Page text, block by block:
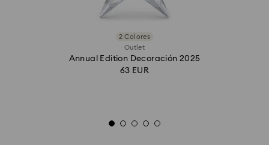
2 Colores
Outlet
Annual Edition Decoración 2025
63 EUR